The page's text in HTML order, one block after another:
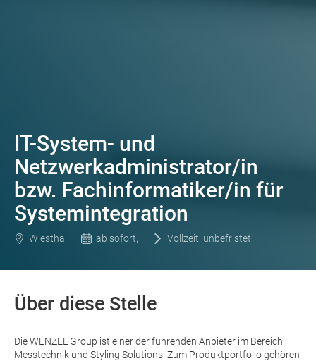
IT-System- und
Netzwerkadministrator/in
bzw. Fachinformatiker/in für
Systemintegration
Wiesthal ab sofort, Vollzeit, unbefristet
Über diese Stelle
Die WENZEL Group ist einer der führenden Anbieter im Bereich
Messtechnik und Styling Solutions. Zum Produktportfolio gehören